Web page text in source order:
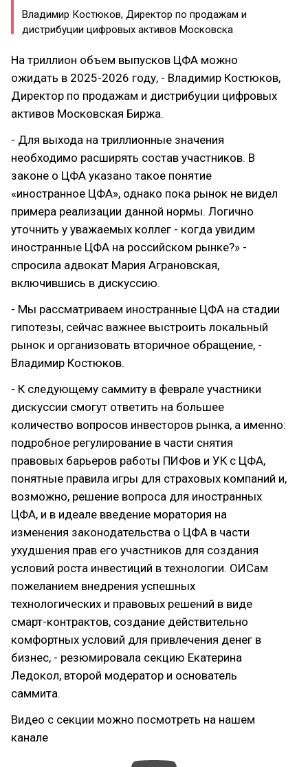
Владимир Костюков, Директор по продажам и
дистрибуции цифровых активов Московска
На триллион объем выпусков ЦФА можно
ожидать в 2025-2026 году, - Владимир Костюков,
Директор по продажам и дистрибуции цифровых
активов Московская Биржа.
- Для выхода на триллионные значения
необходимо расширять состав участников. В
законе о ЦФА указано такое понятие
«иностранное ЦФА», однако пока рынок не видел
примера реализации данной нормы. Логично
уточнить у уважаемых коллег - когда увидим
иностранные ЦФА на российском рынке?» -
спросила адвокат Мария Аграновская,
включившись в дискуссию.
- Мы рассматриваем иностранные ЦФА на стадии
гипотезы, сейчас важнее выстроить локальный
рынок и организовать вторичное обращение, -
Владимир Костюков.
- К следующему саммиту в феврале участники
дискуссии смогут ответить на большее
количество вопросов инвесторов рынка, а именно:
подробное регулирование в части снятия
правовых барьеров работы ПИФов и УК с ЦФА,
понятные правила игры для страховых компаний и,
возможно, решение вопроса для иностранных
ЦФА, и в идеале введение моратория на
изменения законодательства о ЦФА в части
ухудшения прав его участников для создания
условий роста инвестиций в технологии. ОИСам
пожеланием внедрения успешных
технологических и правовых решений в виде
смарт-контрактов, создание действительно
комфортных условий для привлечения денег в
бизнес, - резюмировала секцию Екатерина
Ледокол, второй модератор и основатель
саммита.
Видео с секции можно посмотреть на нашем
канале